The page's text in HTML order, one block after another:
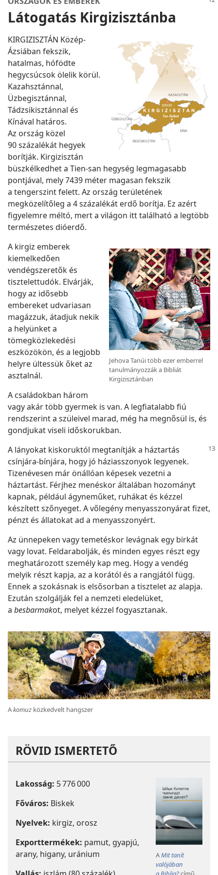
Látogatás Kirgizisztánba
KIRGIZISZTÁN Közép-
Ázsiában fekszik,
hatalmas, hófödte
hegycsúcsok ölelik körül.
Kazahsztánnal,
Üzbegisztánnal,
Tádzsikisztánnal és
Kínával határos.
Az ország közel
90 százalékát hegyek
borítják. Kirgizisztán
büszkélkedhet a Tien-san hegység legmagasabb
pontjával, mely 7439 méter magasan fekszik
a tengerszint felett. Az ország területének
megközelítőleg a 4 százalékát erdő borítja. Ez azért
figyelemre méltó, mert a világon itt található a legtöbb
természetes dióerdő.
Jehova Tanúi több ezer emberrel
tanulmányozzák a Bibliát
Kirgizisztánban
A kirgiz emberek
kiemelkedően
vendégszeretők és
tisztelettudók. Elvárják,
hogy az idősebb
embereket udvariasan
magázzuk, átadjuk nekik
a helyünket a
tömegközlekedési
eszközökön, és a legjobb
helyre ültessük őket az
asztalnál.
A családokban három
vagy akár több gyermek is van. A legfiatalabb fiú
rendszerint a szüleivel marad, még ha megnősül is, és
gondjukat viseli időskorukban.
A lányokat kiskoruktól megtanítják a háztartás
csínjára-bínjára, hogy jó háziasszonyok legyenek.
Tizenévesen már önállóan képesek vezetni a
háztartást. Férjhez menéskor általában hozományt
kapnak, például ágyneműket, ruhákat és kézzel
készített szőnyeget. A vőlegény menyasszonyárat fizet,
pénzt és állatokat ad a menyasszonyért.
Az ünnepeken vagy temetéskor levágnak egy birkát
vagy lovat. Feldarabolják, és minden egyes részt egy
meghatározott személy kap meg. Hogy a vendég
melyik részt kapja, az a korától és a rangjától függ.
Ennek a szokásnak is elsősorban a tisztelet az alapja.
Ezután szolgálják fel a nemzeti eledelüket,
a besbarmakot, melyet kézzel fogyasztanak.
Akomuz közkedvelt hangszer
RÖVID ISMERTETŐ
AMit tanít
valójában
Lakosság: 5 776 000
Főváros: Biskek
Nyelvek: kirgiz, orosz
Exporttermékek: pamut, gyapjú,
arany, higany, uránium